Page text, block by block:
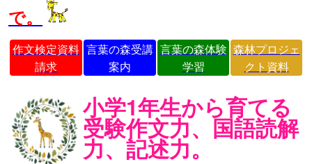
で。
作文検定資料
請求
言葉の森受講
案内
言葉の森体験
学習
森林プロジェ
クト資料
小学1年生から育てる
受験作文力、国語読解
力、記述力。